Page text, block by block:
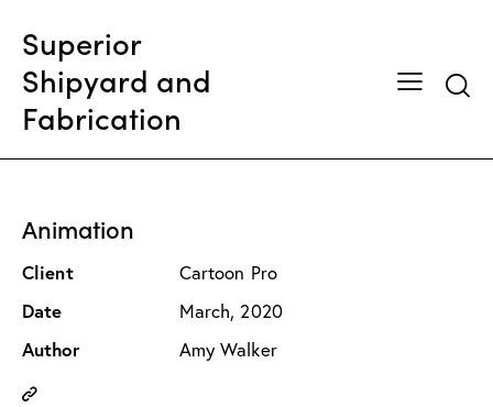
Superior
Shipyard and
Fabrication
Animation
Client
Cartoon Pro
Date
March, 2020
Author
Amy Walker
Copy